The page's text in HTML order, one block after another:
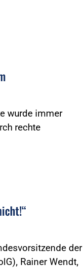
wurde immer
rechte
der
Rainer Wendt,